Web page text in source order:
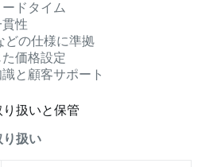
ドタイム
性
どの仕様に準拠
価格設定
と顧客サポート
扱いと保管
扱い